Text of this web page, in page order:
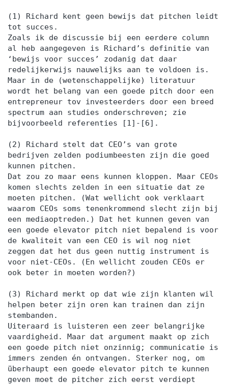
(1) Richard kent geen bewijs dat pitchen leidt
tot succes.
Zoals ik de discussie bij een eerdere column
al heb aangegeven is Richard’s definitie van
‘bewijs voor succes’ zodanig dat daar
redelijkerwijs nauwelijks aan te voldoen is.
Maar in de (wetenschappelijke) literatuur
wordt het belang van een goede pitch door een
entrepreneur tov investeerders door een breed
spectrum aan studies onderschreven; zie
bijvoorbeeld referenties [1]-[6].
(2) Richard stelt dat CEO’s van grote
bedrijven zelden podiumbeesten zijn die goed
kunnen pitchen.
Dat zou zo maar eens kunnen kloppen. Maar CEOs
komen slechts zelden in een situatie dat ze
moeten pitchen. (Wat wellicht ook verklaart
waarom CEOs soms tenenkrommend slecht zijn bij
een mediaoptreden.) Dat het kunnen geven van
een goede elevator pitch niet bepalend is voor
de kwaliteit van een CEO is wil nog niet
zeggen dat het dus geen nuttig instrument is
voor niet-CEOs. (En wellicht zouden CEOs er
ook beter in moeten worden?)
(3) Richard merkt op dat wie zijn klanten wil
helpen beter zijn oren kan trainen dan zijn
stembanden.
Uiteraard is luisteren een zeer belangrijke
vaardigheid. Maar dat argument maakt op zich
een goede pitch niet onzinnig; communicatie is
immers zenden én ontvangen. Sterker nog, om
überhaupt een goede elevator pitch te kunnen
geven moet de pitcher zich eerst verdiept